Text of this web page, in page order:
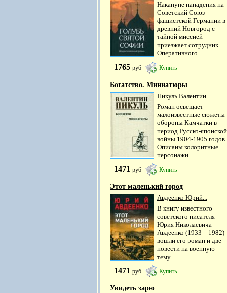
Накануне нападения на
Советский Союз
фашистской Германии в
древний Новгород с
тайной миссией
приезжает сотрудник
Оперативного...
1765 руб Купить
Богатство. Миниатюры
Пикуль Валентин...
Роман освещает
малоизвестные сюжеты
обороны Камчатки в
период Русско-японской
войны 1904-1905 годов.
Описаны колоритные
персонажи...
1471 руб Купить
Этот маленький город
Авдеенко Юрий...
В книгу известного
советского писателя
Юрия Николаевича
Авдеенко (1933—1982)
вошли его роман и две
повести на военную
тему....
1471 руб Купить
Увидеть зарю